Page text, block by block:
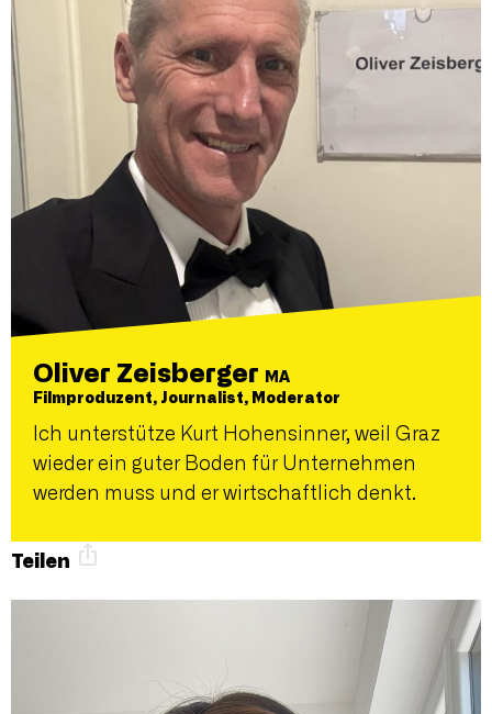
Oliver Zeisberger
MA
Filmproduzent, Journalist, Moderator
Ich unterstütze Kurt Hohensinner, weil Graz
wieder ein guter Boden für Unternehmen
werden muss und er wirtschaftlich denkt.
Teilen